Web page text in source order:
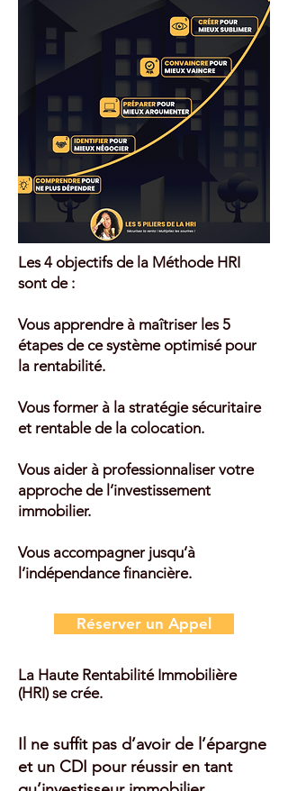
Les 4 objectifs de la Méthode HRI
sont de :
Vous apprendre à maîtriser les 5
étapes de ce système optimisé pour
la rentabilité.
Vous former à la stratégie sécuritaire
et rentable de la colocation.
Vous aider à professionnaliser votre
approche de l’investissement
immobilier.
Vous accompagner jusqu’à
l’indépendance financière.
Réserver un Appel
La Haute Rentabilité Immobilière
(HRI) se crée.
Il ne suffit pas d’avoir de l’épargne
et un CDI pour réussir en tant